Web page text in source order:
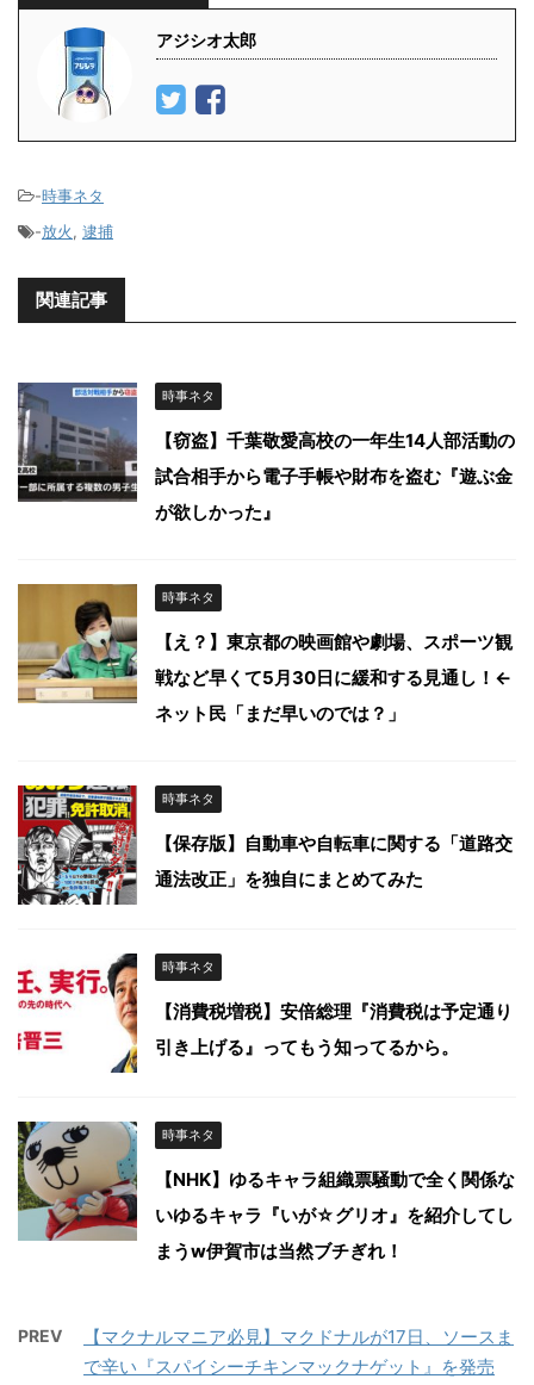
アジシオ太郎
-時事ネタ
-放火, 逮捕
関連記事
時事ネタ
【窃盗】千葉敬愛高校の一年生14人部活動の
試合相手から電子手帳や財布を盗む『遊ぶ金
が欲しかった』
時事ネタ
【え？】東京都の映画館や劇場、スポーツ観
戦など早くて5月30日に緩和する見通し！←
ネット民「まだ早いのでは？」
時事ネタ
【保存版】自動車や自転車に関する「道路交
通法改正」を独自にまとめてみた
時事ネタ
【消費税増税】安倍総理『消費税は予定通り
引き上げる』ってもう知ってるから。
時事ネタ
【NHK】ゆるキャラ組織票騒動で全く関係な
いゆるキャラ『いが☆グリオ』を紹介してし
まうw伊賀市は当然ブチぎれ！
PREV
【マクナルマニア必見】マクドナルが17日、ソースま
で辛い『スパイシーチキンマックナゲット』を発売